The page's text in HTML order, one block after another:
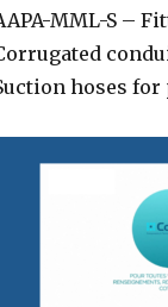
MML-S –
hoses